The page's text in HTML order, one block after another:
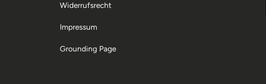
Widerrufsrecht
Impressum
Grounding Page